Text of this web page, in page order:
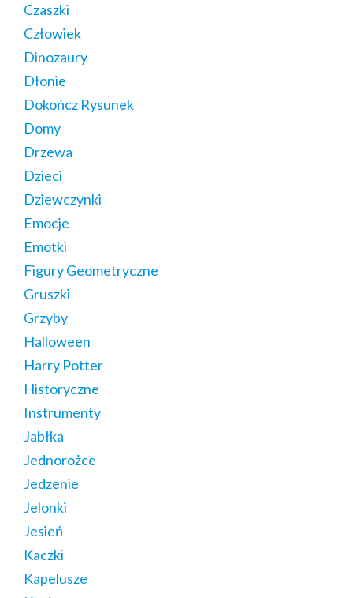
Czaszki
Człowiek
Dinozaury
Dłonie
Dokończ Rysunek
Domy
Drzewa
Dzieci
Dziewczynki
Emocje
Emotki
Figury Geometryczne
Gruszki
Grzyby
Halloween
Harry Potter
Historyczne
Instrumenty
Jabłka
Jednorożce
Jedzenie
Jelonki
Jesień
Kaczki
Kapelusze